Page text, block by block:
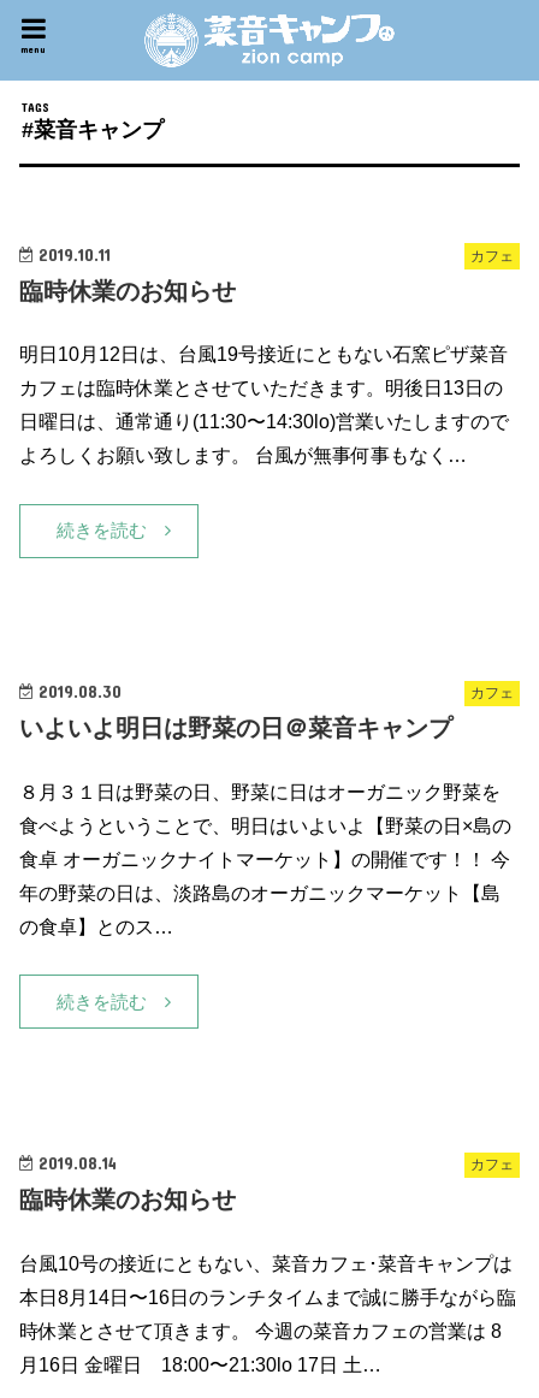
menu
#菜音キャンプ
2019.10.11 カフェ
臨時休業のお知らせ
明日10月12日は、台風19号接近にともない石窯ピザ菜音
カフェは臨時休業とさせていただきます。明後日13日の
日曜日は、通常通り(11:30〜14:30lo)営業いたしますので
よろしくお願い致します。 台風が無事何事もなく…
続きを読む
2019.08.30 カフェ
いよいよ明日は野菜の日＠菜音キャンプ
８月３１日は野菜の日、野菜に日はオーガニック野菜を
食べようということで、明日はいよいよ【野菜の日×島の
食卓 オーガニックナイトマーケット】の開催です！！ 今
年の野菜の日は、淡路島のオーガニックマーケット【島
の食卓】とのス…
続きを読む
2019.08.14 カフェ
臨時休業のお知らせ
台風10号の接近にともない、菜音カフェ･菜音キャンプは
本日8月14日〜16日のランチタイムまで誠に勝手ながら臨
時休業とさせて頂きます。 今週の菜音カフェの営業は 8
月16日 金曜日 18:00〜21:30lo 17日 土…